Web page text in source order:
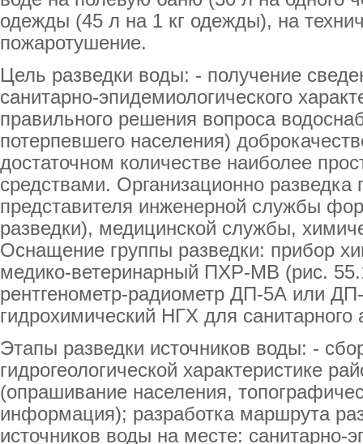
одежды (45 л на 1 кг одежды), на
пожаротушение.
Цель разведки воды: - получение
санитарно-эпидемиологического
правильного решения вопроса
потерпевшего населения)
достаточном количестве наиболее
средствами. Организационно разведка
представителя инженерной службы
разведки), медицинской службы,
Оснащение группы разведки: прибор
медико-ветеринарный ПХР-МВ (рис.
рентгенометр-радиометр ДП-5А или
гидрохимический НГХ для санитарного
Этапы разведки источников воды: -
гидрогеологической характеристике
(опрашивание населения,
информация); разработка маршрута
источников воды на месте: санитарно-